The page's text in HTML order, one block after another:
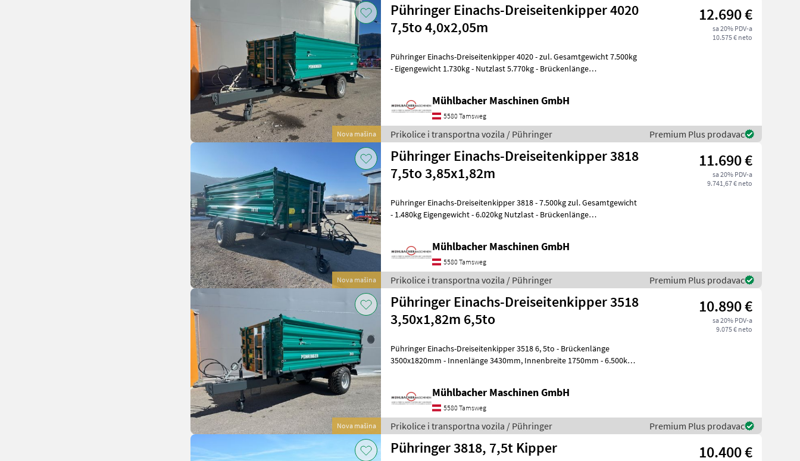
Nova mašina
Pühringer Einachs-Dreiseitenkipper 4020
7,5to 4,0x2,05m
12.690 €
sa 20% PDV-a
10.575 € neto
Pühringer Einachs-Dreiseitenkipper 4020 - zul. Gesamtgewicht 7.500kg
- Eigengewicht 1.730kg - Nutzlast 5.770kg - Brückenlänge
Mühlbacher Maschinen GmbH
5580 Tamsweg
Prikolice i transportna vozila / Pühringer Premium Plus prodavac
Nova mašina
Pühringer Einachs-Dreiseitenkipper 3818
7,5to 3,85x1,82m
11.690 €
sa 20% PDV-a
9.741,67 € neto
Pühringer Einachs-Dreiseitenkipper 3818 - 7.500kg zul. Gesamtgewicht
- 1.480kg Eigengewicht - 6.020kg Nutzlast - Brückenlänge
Mühlbacher Maschinen GmbH
5580 Tamsweg
Prikolice i transportna vozila / Pühringer Premium Plus prodavac
Nova mašina
Pühringer Einachs-Dreiseitenkipper 3518
3,50x1,82m 6,5to
10.890 €
sa 20% PDV-a
9.075 € neto
Pühringer Einachs-Dreiseitenkipper 3518 6, 5to - Brückenlänge
3500x1820mm - Innenlänge 3430mm, Innenbreite 1750mm - 6.500kg
Mühlbacher Maschinen GmbH
5580 Tamsweg
Prikolice i transportna vozila / Pühringer Premium Plus prodavac
Pühringer 3818, 7,5t Kipper 10.400 €